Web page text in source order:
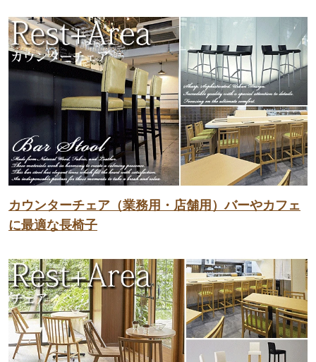
カウンターチェア（業務用・店舗用）バーやカフェ
に最適な長椅子